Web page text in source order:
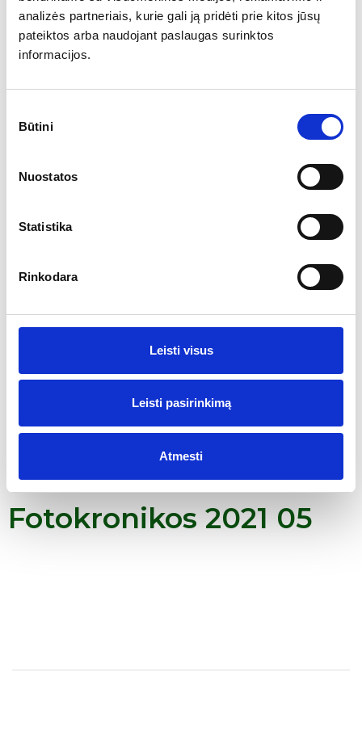
analizės partneriais, kurie gali ją pridėti prie kitos jūsų
pateiktos arba naudojant paslaugas surinktos
informacijos.
pasirinkimas
Būtini
Nuostatos
Statistika
Rinkodara
Leisti visus
Leisti pasirinkimą
Atmesti
emocijos 2021 09
Lithuania U14 turnyras
Fotokronikos 2021 05